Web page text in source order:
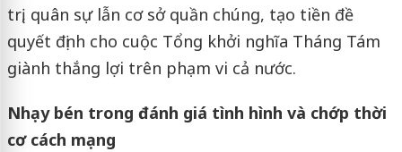
trị, quân sự lẫn cơ sở quần chúng, tạo tiền đề
quyết định cho cuộc Tổng khởi nghĩa Tháng Tám
giành thắng lợi trên phạm vi cả nước.
Nhạy bén trong đánh giá tình hình và chớp thời
cơ cách mạng